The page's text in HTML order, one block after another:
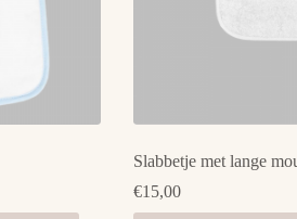
Slabbetje met lange
€15,00